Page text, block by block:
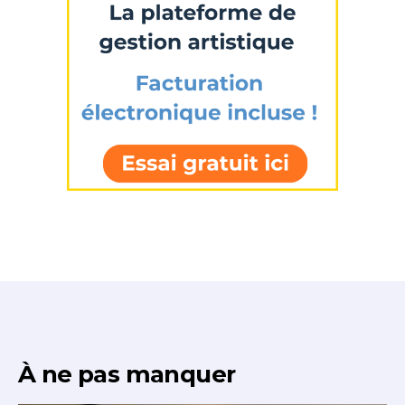
J'accepte lestermes et conditions
* Champ obligatoire
À ne pas manquer